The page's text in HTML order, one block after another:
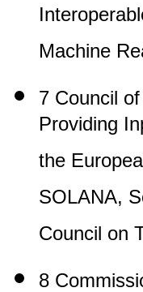
Machine
7 Council
Providing
the
SOLANA,
Council on
8